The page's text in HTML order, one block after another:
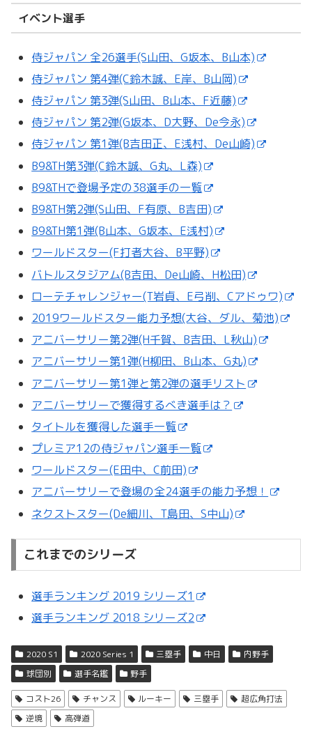
イベント選手
侍ジャパン 全26選手(S山田、G坂本、B山本)
侍ジャパン 第4弾(C鈴木誠、E岸、B山岡)
侍ジャパン 第3弾(S山田、B山本、F近藤)
侍ジャパン 第2弾(G坂本、D大野、De今永)
侍ジャパン 第1弾(B吉田正、E浅村、De山崎)
B9&TH第3弾(C鈴木誠、G丸、L森)
B9&THで登場予定の38選手の一覧
B9&TH第2弾(S山田、F有原、B吉田)
B9&TH第1弾(B山本、G坂本、E浅村)
ワールドスター(F打者大谷、B平野)
バトルスタジアム(B吉田、De山崎、H松田)
ローテチャレンジャー(T岩貞、E弓削、Cアドゥワ)
2019ワールドスター能力予想(大谷、ダル、菊池)
アニバーサリー第2弾(H千賀、B吉田、L秋山)
アニバーサリー第1弾(H柳田、B山本、G丸)
アニバーサリー第1弾と第2弾の選手リスト
アニバーサリーで獲得するべき選手は？
タイトルを獲得した選手一覧
プレミア12の侍ジャパン選手一覧
ワールドスター(E田中、C前田)
アニバーサリーで登場の全24選手の能力予想！
ネクストスター(De細川、T島田、S中山)
これまでのシリーズ
選手ランキング 2019 シリーズ1
選手ランキング 2018 シリーズ2
2020 S1 2020 Series 1 三塁手 中日
内野手
球団別
選手名鑑 野手
コスト26 チャンス ルーキー 三塁手
超広角打法
逆境
高弾道